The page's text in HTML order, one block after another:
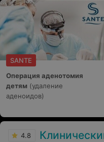
SANTE
Операция аденотомия
детям (удаление
аденоидов)
4.8 Клинический центр пластической